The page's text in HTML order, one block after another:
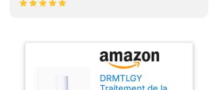
DRMTLGY